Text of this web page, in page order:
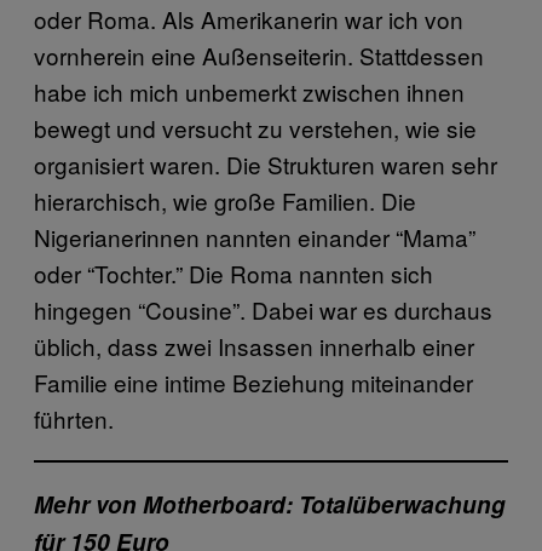
oder Roma. Als Amerikanerin war ich von
vornherein eine Außenseiterin. Stattdessen
habe ich mich unbemerkt zwischen ihnen
bewegt und versucht zu verstehen, wie sie
organisiert waren. Die Strukturen waren sehr
hierarchisch, wie große Familien. Die
Nigerianerinnen nannten einander “Mama”
oder “Tochter.” Die Roma nannten sich
hingegen “Cousine”. Dabei war es durchaus
üblich, dass zwei Insassen innerhalb einer
Familie eine intime Beziehung miteinander
führten.
Mehr von Motherboard: Totalüberwachung
für 150 Euro